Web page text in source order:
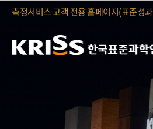
측정서비스 고객 전용 홈페이지(표준성